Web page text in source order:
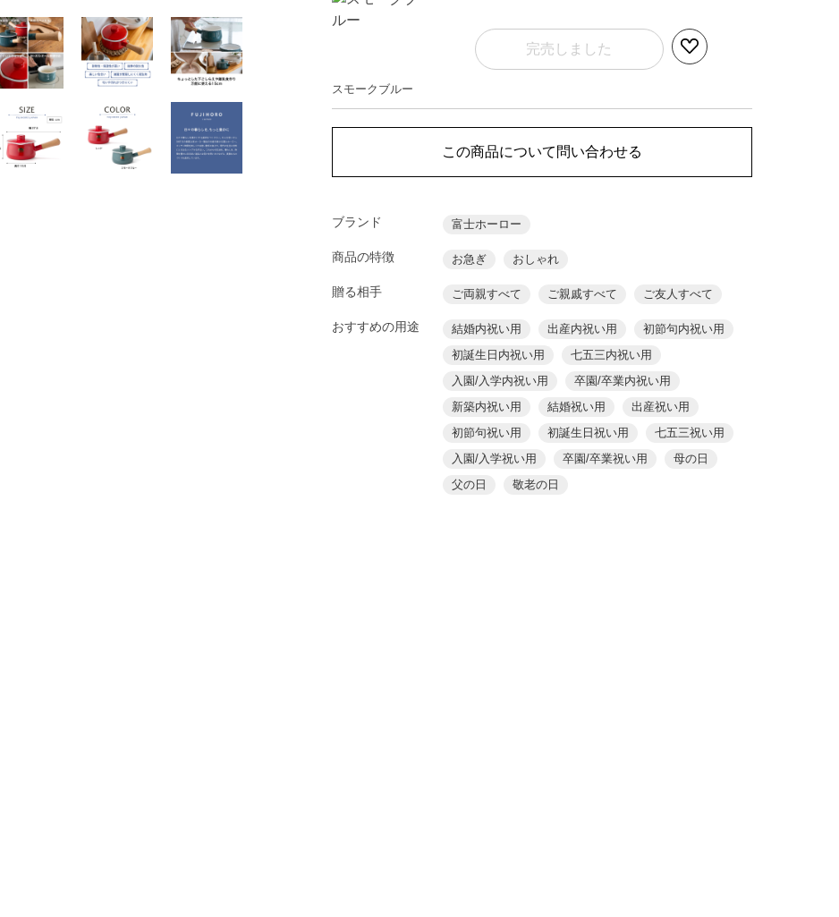
スモークブルー
完売しました
この商品について問い合わせる
ブランド 富士ホーロー
商品の特徴 お急ぎ おしゃれ
贈る相手 ご両親すべて ご親戚すべて ご友人すべて
おすすめの用途 結婚内祝い用 出産内祝い用
初節句内祝い用
初誕生日内祝い用
七五三内祝い用
入園/入学内祝い用
卒園/卒業内祝い用
新築内祝い用
結婚祝い用
出産祝い用
初節句祝い用
初誕生日祝い用
七五三祝い用
入園/入学祝い用
卒園/卒業祝い用
母の日
父の日
敬老の日